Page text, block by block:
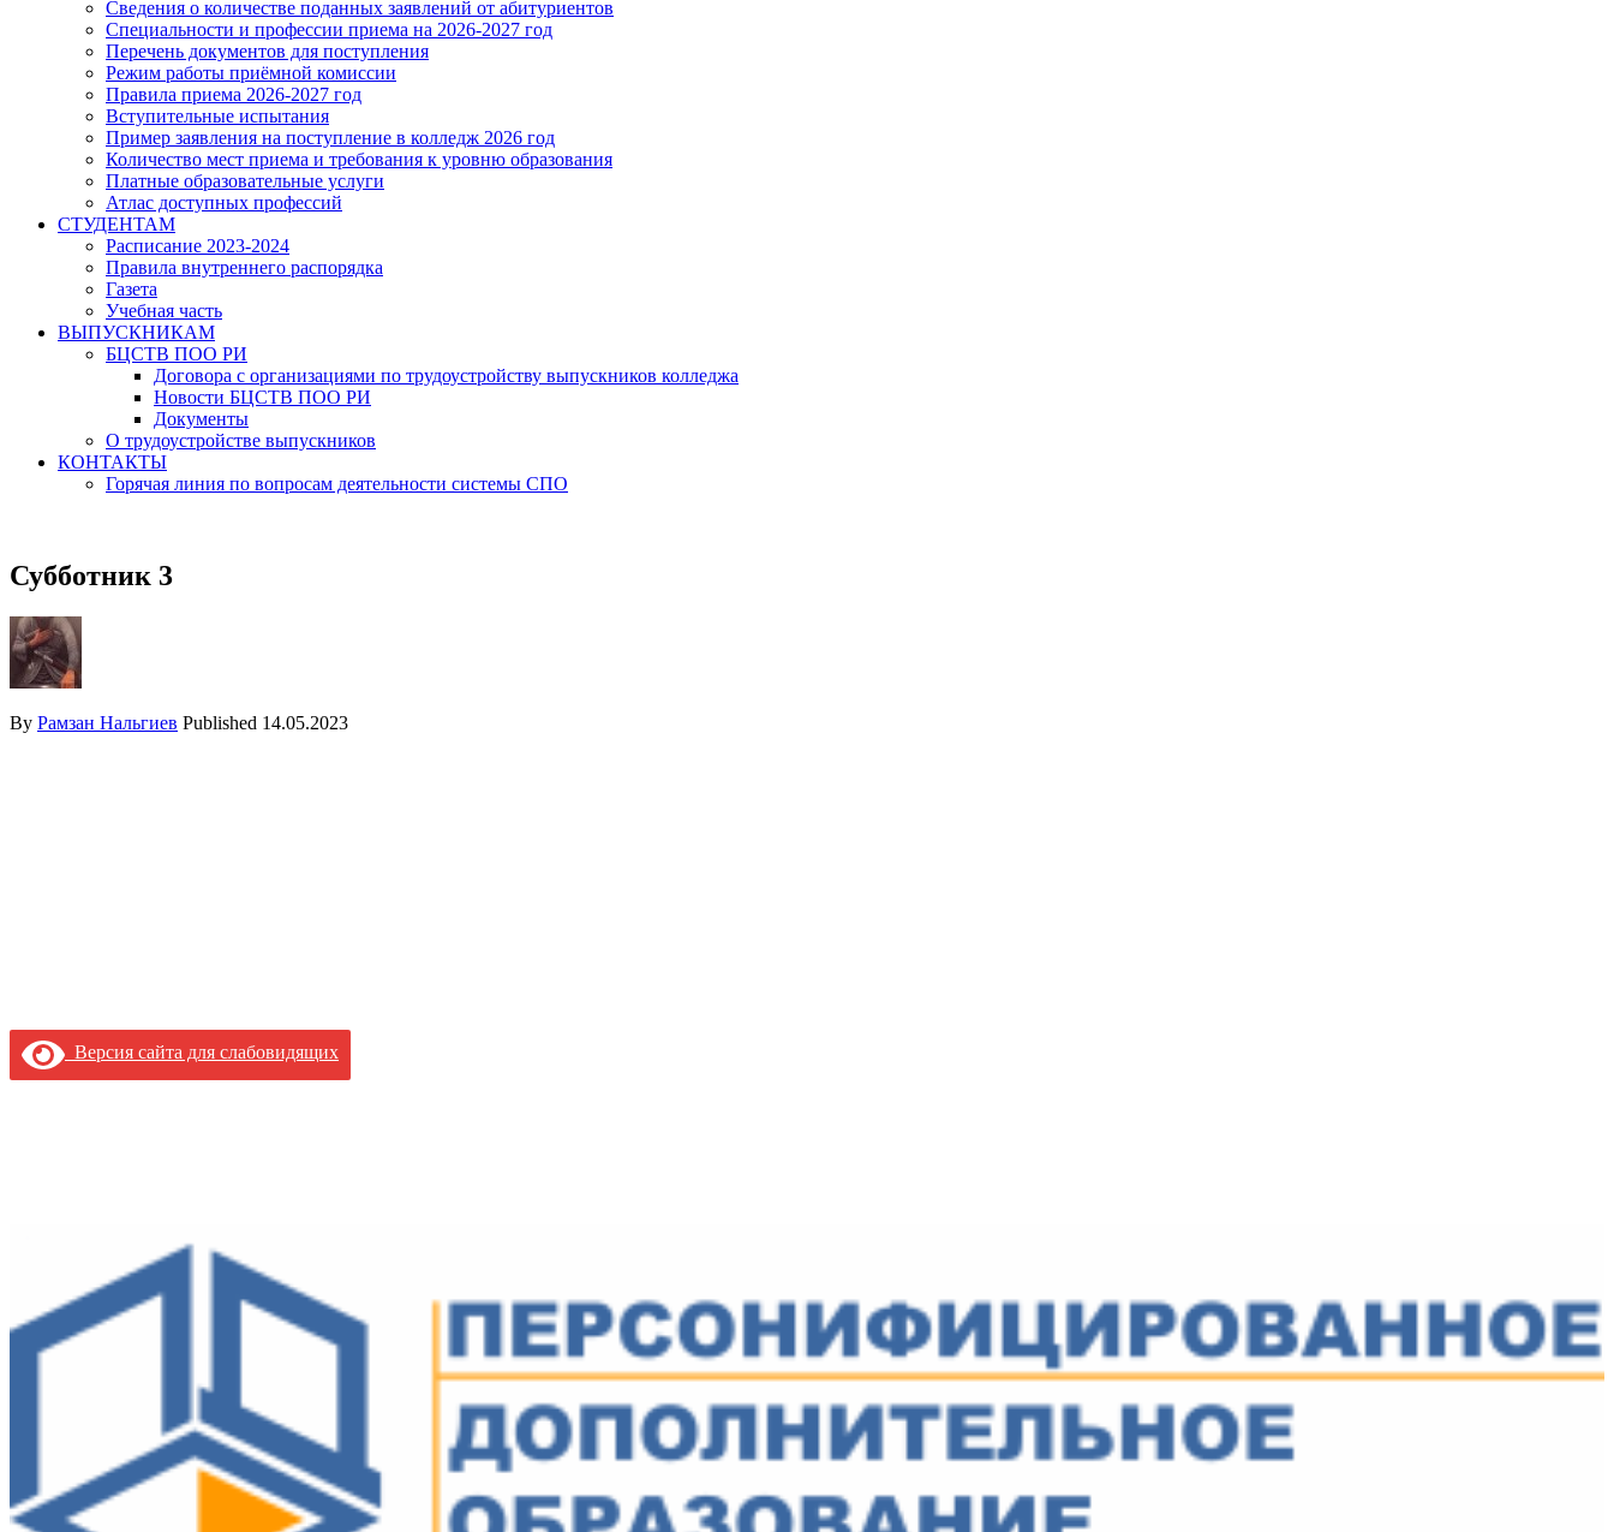
Сведения о количестве поданных заявлений от абитуриентов
Специальности и профессии приема на 2026-2027 год
Перечень документов для поступления
Режим работы приёмной комиссии
Правила приема 2026-2027 год
Вступительные испытания
Пример заявления на поступление в колледж 2026 год
Количество мест приема и требования к уровню образования
Платные образовательные услуги
Атлас доступных профессий
СТУДЕНТАМ
Расписание 2023-2024
Правила внутреннего распорядка
Газета
Учебная часть
ВЫПУСКНИКАМ
БЦСТВ ПОО РИ
Договора с организациями по трудоустройству выпускников колледжа
Новости БЦСТВ ПОО РИ
Документы
О трудоустройстве выпускников
КОНТАКТЫ
Горячая линия по вопросам деятельности системы СПО
Субботник 3
By Рамзан Нальгиев Published 14.05.2023
Версия сайта для слабовидящих